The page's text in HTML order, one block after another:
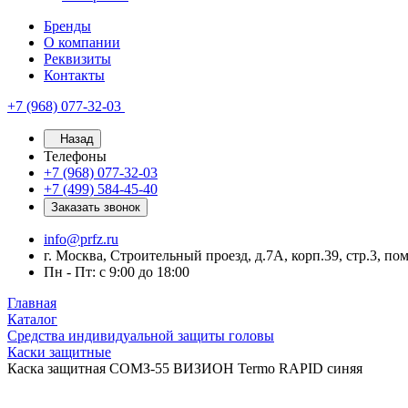
Бренды
О компании
Реквизиты
Контакты
+7 (968) 077-32-03
Назад
Телефоны
+7 (968) 077-32-03
+7 (499) 584-45-40
Заказать звонок
info@prfz.ru
г. Москва, Строительный проезд, д.7А, корп.39, стр.3,
Пн - Пт: с 9:00 до 18:00
Главная
Каталог
Средства индивидуальной защиты головы
Каски защитные
Каска защитная СОМЗ-55 ВИЗИОН Termo RAPID синяя